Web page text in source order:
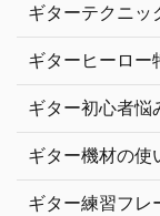
ギターテクニッ
ギターヒーロー
ギター初心者悩
ギター機材の使
ギター練習フレ